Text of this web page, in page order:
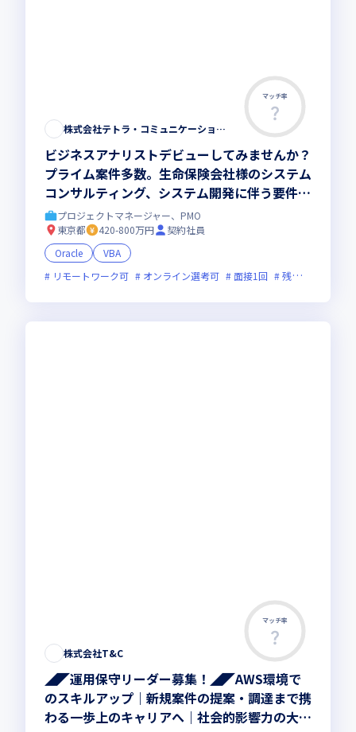
マッチ率
株式会社テトラ・コミュニケーションズ
ビジネスアナリストデビューしてみませんか？
プライム案件多数。生命保険会社様のシステム
コンサルティング、システム開発に伴う要件と
りまとめなどをお任せ。
プロジェクトマネージャー、PMO
東京都
420-800万円
契約社員
Oracle
VBA
リモートワーク可
オンライン選考可 面接1回 残業月20時間未満
マッチ率
株式会社T&C
◢◤運用保守リーダー募集！◢◤AWS環境で
のスキルアップ｜新規案件の提案・調達まで携
わる一歩上のキャリアへ｜社会的影響力の大き